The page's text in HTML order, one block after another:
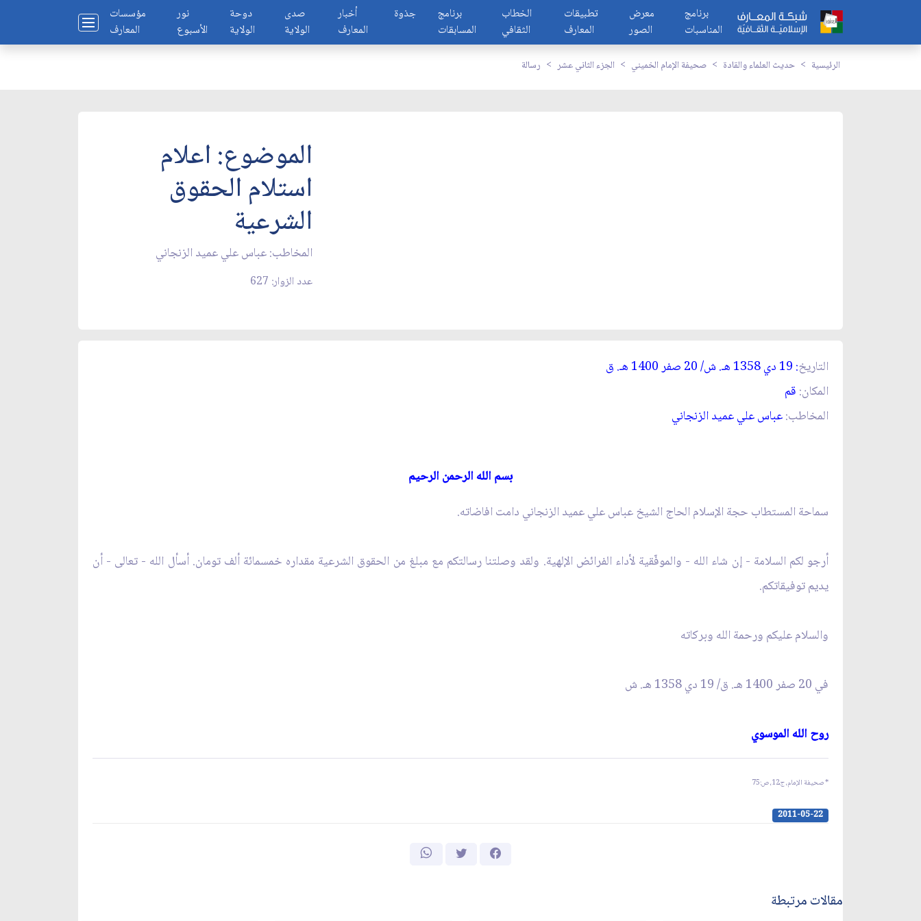
مؤسسات
المعارف
نور
الأسبوع
دوحة
الولاية
صدى
الولاية
أخبار
المعارف
جذوة
برنامج
المسابقات
الخطاب
الثقافي
تطبيقات
المعارف
معرض
الصور
برنامج
المناسبات
الرئيسية حديث العلماء والقادة صحيفة الإمام الخميني الجزء الثاني عشر رسالة
الموضوع: اعلام
استلام الحقوق
الشرعية
المخاطب: عباس علي عميد الزنجاني‏
عدد الزوار: 627
التاريخ: 19 دي 1358 ه ـ. ش/ 20 صفر 1400 ه ـ. ق‏
المكان: قم‏
المخاطب:عباس علي عميد الزنجاني‏
بسم الله الرحمن الرحيم
سماحة المستطاب حجة الإسلام الحاج الشيخ عباس علي عميد الزنجاني دامت افاضاته.
أرجو لكم السلامة - إن شاء الله - والموفّقية لأداء الفرائض الإلهية. ولقد وصلتنا رسالتكم مع مبلغ من الحقوق الشرعية مقداره خمسمائة ألف تومان. أسأل الله - تعالى - أن
يديم توفيقاتكم.
والسلام عليكم ورحمة الله وبركاته‏
في 20 صفر 1400 ه ـ. ق/ 19 دي 1358 ه ـ. ش‏
روح الله الموسوي‏
* صحيفة الإمام، ج12، ص: 75
2011-05-22
مقالات مرتبطة